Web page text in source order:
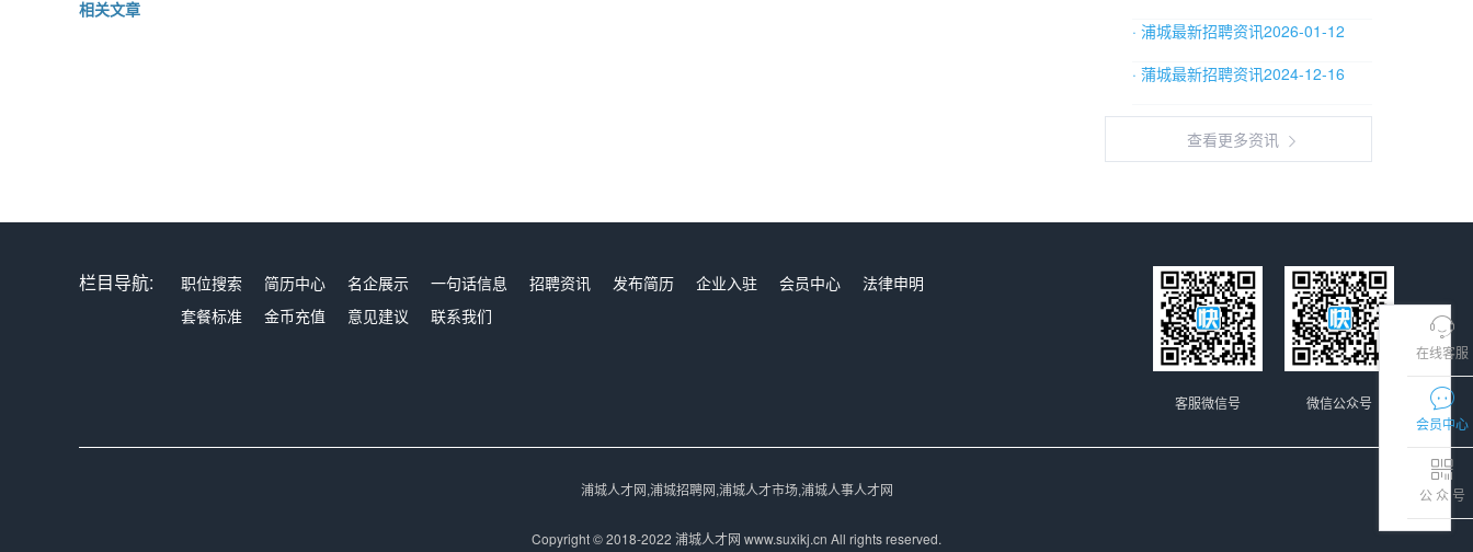
在线客服
会员中心
公 众 号
相关文章
· 浦城最新招聘资讯2026-01-12
· 蒲城最新招聘资讯2024-12-16
查看更多资讯
栏目导航: 职位搜索 简历中心 名企展示 一句话信息 招聘资讯 发布简历 企业入驻 会员中心
法律申明
套餐标准
金币充值 意见建议 联系我们
微信公众号
客服微信号
浦城人才网,浦城招聘网,浦城人才市场,浦城人事人才网
Copyright © 2018-2022 浦城人才网 www.suxikj.cn All rights reserved.